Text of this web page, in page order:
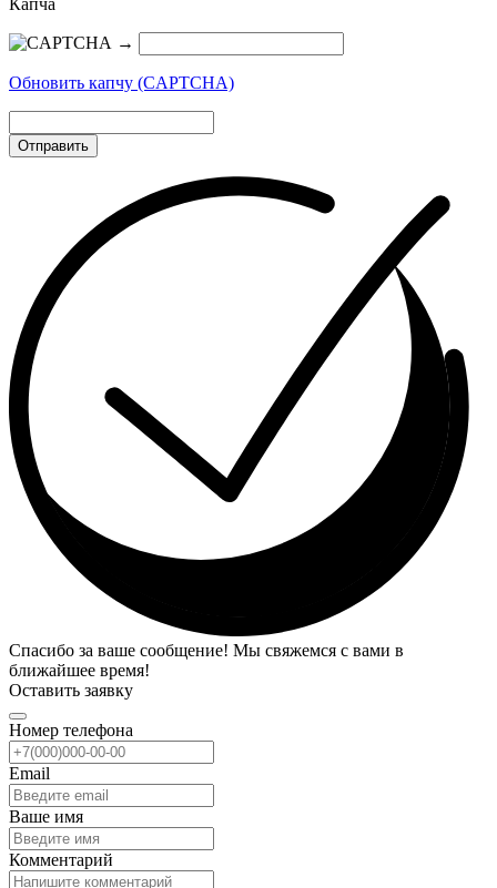
Капча
→
Обновить капчу (CAPTCHA)
Отправить
Спасибо за ваше сообщение! Мы свяжемся с вами в
ближайшее время!
Оставить заявку
Номер телефона
Email
Ваше имя
Комментарий